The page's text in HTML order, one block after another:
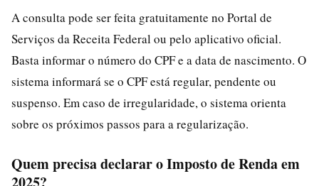
A consulta pode ser feita gratuitamente no Portal de
Serviços da Receita Federal ou pelo aplicativo oficial.
Basta informar o número do CPF e a data de nascimento. O
sistema informará se o CPF está regular, pendente ou
suspenso. Em caso de irregularidade, o sistema orienta
sobre os próximos passos para a regularização.
Quem precisa declarar o Imposto de Renda em
2025?